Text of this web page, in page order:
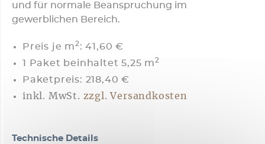
und für normale Beanspruchung im
gewerblichen Bereich.
Preis je m2 :41,60 €
1 Paket beinhaltet 5,25 m2
Paketpreis: 218,40 €
inkl. MwSt. zzgl. Versandkosten
Technische Details